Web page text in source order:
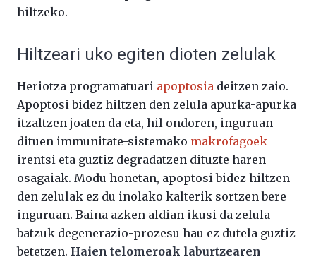
hiltzeko.
Hiltzeari uko egiten dioten zelulak
Heriotza programatuari apoptosia deitzen zaio.
Apoptosi bidez hiltzen den zelula apurka-apurka
itzaltzen joaten da eta, hil ondoren, inguruan
dituen immunitate-sistemako makrofagoek
irentsi eta guztiz degradatzen dituzte haren
osagaiak. Modu honetan, apoptosi bidez hiltzen
den zelulak ez du inolako kalterik sortzen bere
inguruan. Baina azken aldian ikusi da zelula
batzuk degenerazio-prozesu hau ez dutela guztiz
betetzen. Haien telomeroak laburtzearen